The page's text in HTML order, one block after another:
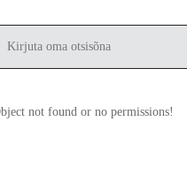
not found or no permissions!